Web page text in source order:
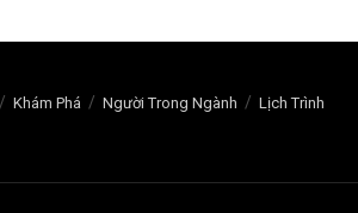
Khám Phá Người Trong Ngành Lịch Trình